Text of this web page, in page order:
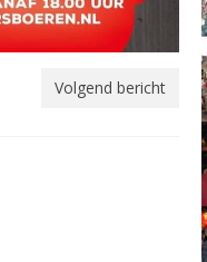
Volgend bericht